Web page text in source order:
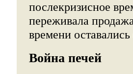
послекризисное
переживала
времени оставались
Война печей